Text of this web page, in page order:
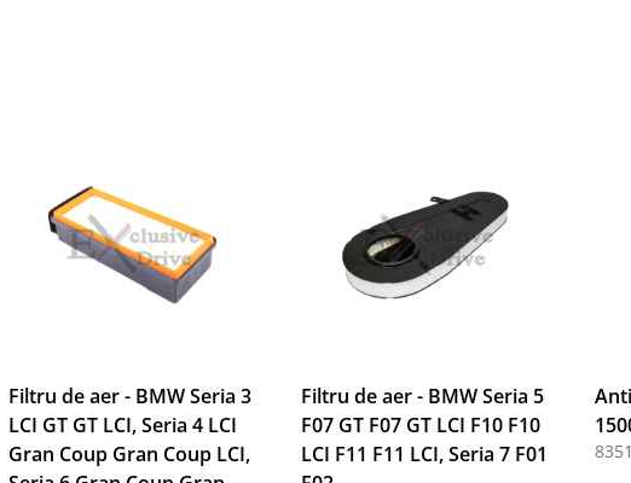
Filtru de aer - BMW Seria 3
LCI GT GT LCI, Seria 4 LCI
Gran Coup Gran Coup LCI,
Filtru de aer - BMW Seria 5
F07 GT F07 GT LCI F10 F10
LCI F11 F11 LCI, Seria 7 F01